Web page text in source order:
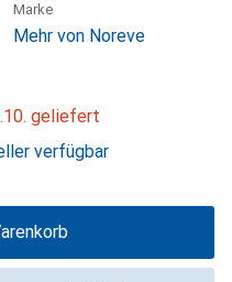
Marke
Mehr von Noreve
geliefert
verfügbar